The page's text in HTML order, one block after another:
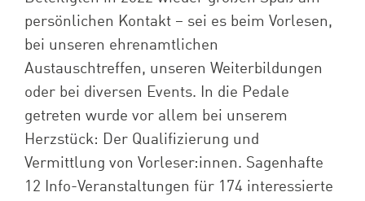
persönlichen Kontakt – sei es beim Vorlesen,
bei unseren ehrenamtlichen
Austauschtreffen, unseren Weiterbildungen
oder bei diversen Events. In die Pedale
getreten wurde vor allem bei unserem
Herzstück: Der Qualifizierung und
Vermittlung von Vorleser:innen. Sagenhafte
12 Info-Veranstaltungen für 174 interessierte